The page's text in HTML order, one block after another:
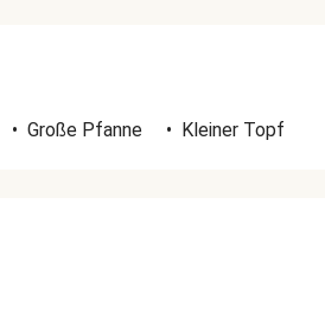
• Große Pfanne • Kleiner Topf